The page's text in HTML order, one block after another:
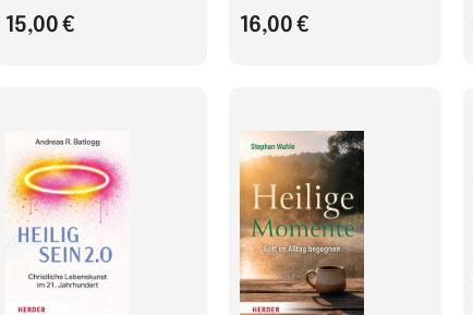
15,00 € 16,00 €